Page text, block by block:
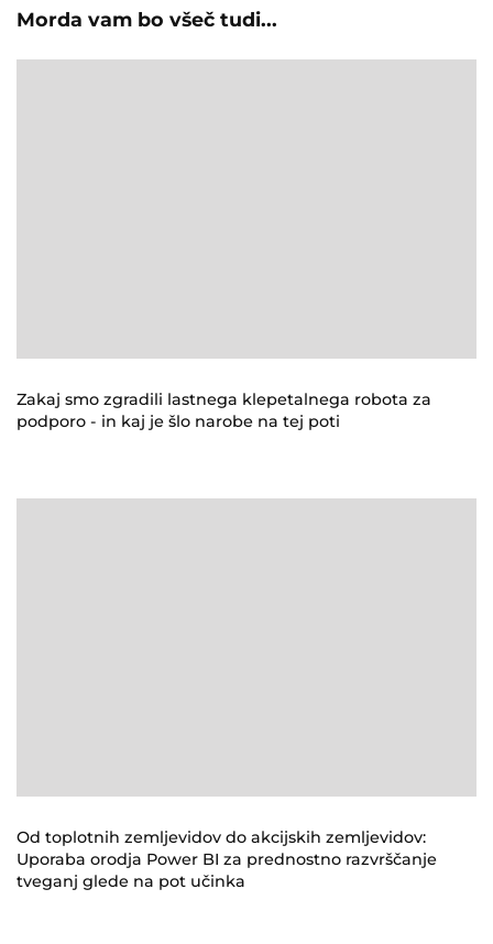
Morda vam bo všeč tudi...
Zakaj smo zgradili lastnega klepetalnega robota za
podporo - in kaj je šlo narobe na tej poti
Od toplotnih zemljevidov do akcijskih zemljevidov:
Uporaba orodja Power BI za prednostno razvrščanje
tveganj glede na pot učinka